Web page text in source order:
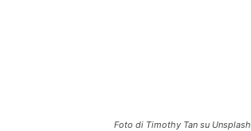
Foto di Timothy Tan su Unsplash